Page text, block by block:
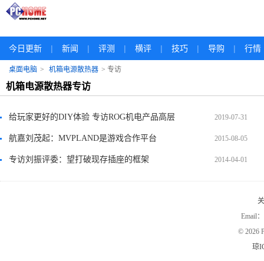
今日更新 | 新闻 | 评测 | 横评 | 技巧 | 导购 | 行情
桌面电脑 > 机箱电源散热器 > 专访
机箱电源散热器专访
给玩家更好的DIY体验 专访ROG机电产品高层 2019-07-31
航嘉刘茂起：MVPLAND是游戏合作平台 2015-08-05
专访刘振评委：望打破现存插座的框架 2014-04-01
Email
© 2026
琼